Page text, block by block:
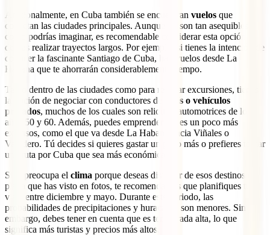
Adicionalmente, en Cuba también se encuentran vuelos que
conectan las ciudades principales. Aunque no son tan asequibles
como podrías imaginar, es recomendable considerar esta opción si
deseas realizar trayectos largos. Por ejemplo, si tienes la intención de
conocer la fascinante Santiago de Cuba, hay vuelos desde La
Habana que te ahorrarán considerablemente tiempo.
Tanto dentro de las ciudades como para realizar excursiones, tienes
la opción de negociar con conductores de
taxis o vehículos
privados, muchos de los cuales son reliquias automotrices de los
años 50 y 60. Además, puedes emprender viajes un poco más
extensos, como el que va desde La Habana hacia Viñales o
Varadero. Tú decides si quieres gastar un poco más o prefieres tomar
una ruta por Cuba que sea más económica.
Si te preocupa el clima porque deseas disfrutar de esos destinos de
playa que has visto en fotos, te recomendamos que planifiques tu
viaje entre diciembre y mayo. Durante este periodo, las
probabilidades de precipitaciones y huracanes son menores. Sin
embargo, debes tener en cuenta que es temporada alta, lo que
significa más turistas y precios más altos.